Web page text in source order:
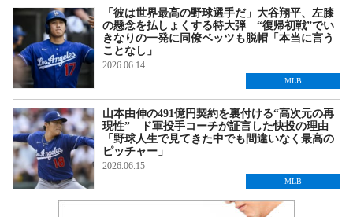
「彼は世界最高の野球選手だ」大谷翔平、左膝
の懸念を払しょくする特大弾 “復帰初戦”でい
きなりの一発に同僚ベッツも脱帽「本当に言う
ことなし」
2026.06.14
MLB
山本由伸の491億円契約を裏付ける“高次元の再
現性” ド軍投手コーチが証言した快投の理由
「野球人生で見てきた中でも間違いなく最高の
ピッチャー」
2026.06.15
MLB